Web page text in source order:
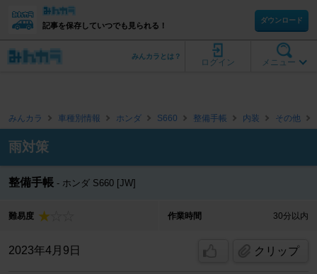
記事を保存していつでも見られる！
ダウンロード
メニュー
ログイン
みんカラとは？
みんカラ 車種別情報 ホンダ S660 整備手帳 内装 その他
雨対策
整備手帳 ホンダ S660 [JW]
難易度 作業時間 30分以内
2023年4月9日 クリップ